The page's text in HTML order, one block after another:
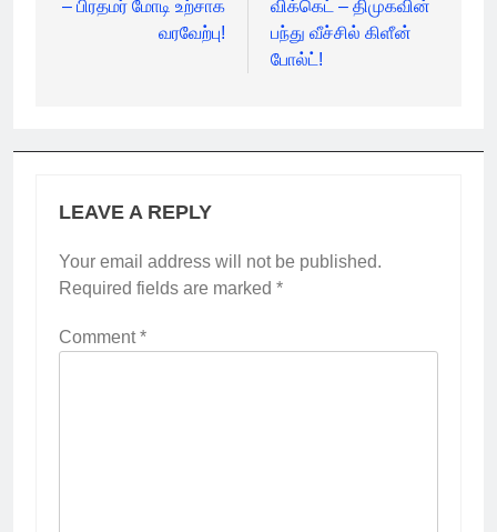
– பிரதமர் மோடி உற்சாக
வரவேற்பு!
விக்கெட் – திமுகவின்
பந்து வீச்சில் கிளீன்
போல்ட்!
LEAVE A REPLY
Your email address will not be published.
Required fields are marked *
Comment*